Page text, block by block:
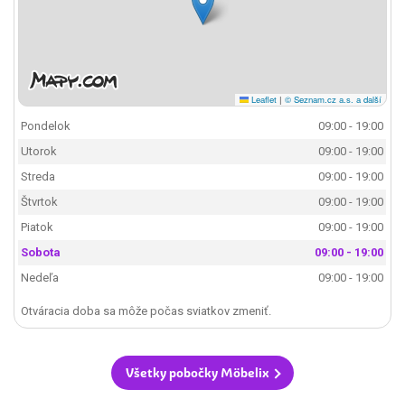
Leaflet | © Seznam.cz a.s. a další
Pondelok
09:00 - 19:00
Utorok
09:00 - 19:00
Streda
09:00 - 19:00
Štvrtok
09:00 - 19:00
Piatok
09:00 - 19:00
Sobota
09:00 - 19:00
Nedeľa
09:00 - 19:00
Otváracia doba sa môže počas sviatkov zmeniť.
Všetky pobočky Möbelix